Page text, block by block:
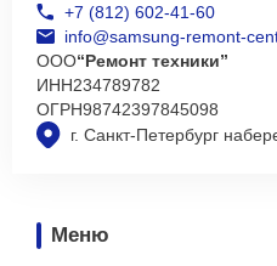
г. Санкт-Петербург
+7 (812) 602-41-60
info@samsung-remont-
ООО“Ремонт техники”
ИНН234789782
ОГРН98742397845098
Меню